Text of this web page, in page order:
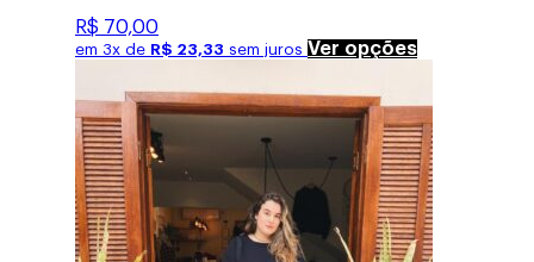
R$ 70,00
em 3x de R$ 23,33 sem juros Ver opçõesEste
várias
variantes.
As
opções
podem
ser
escolhidas